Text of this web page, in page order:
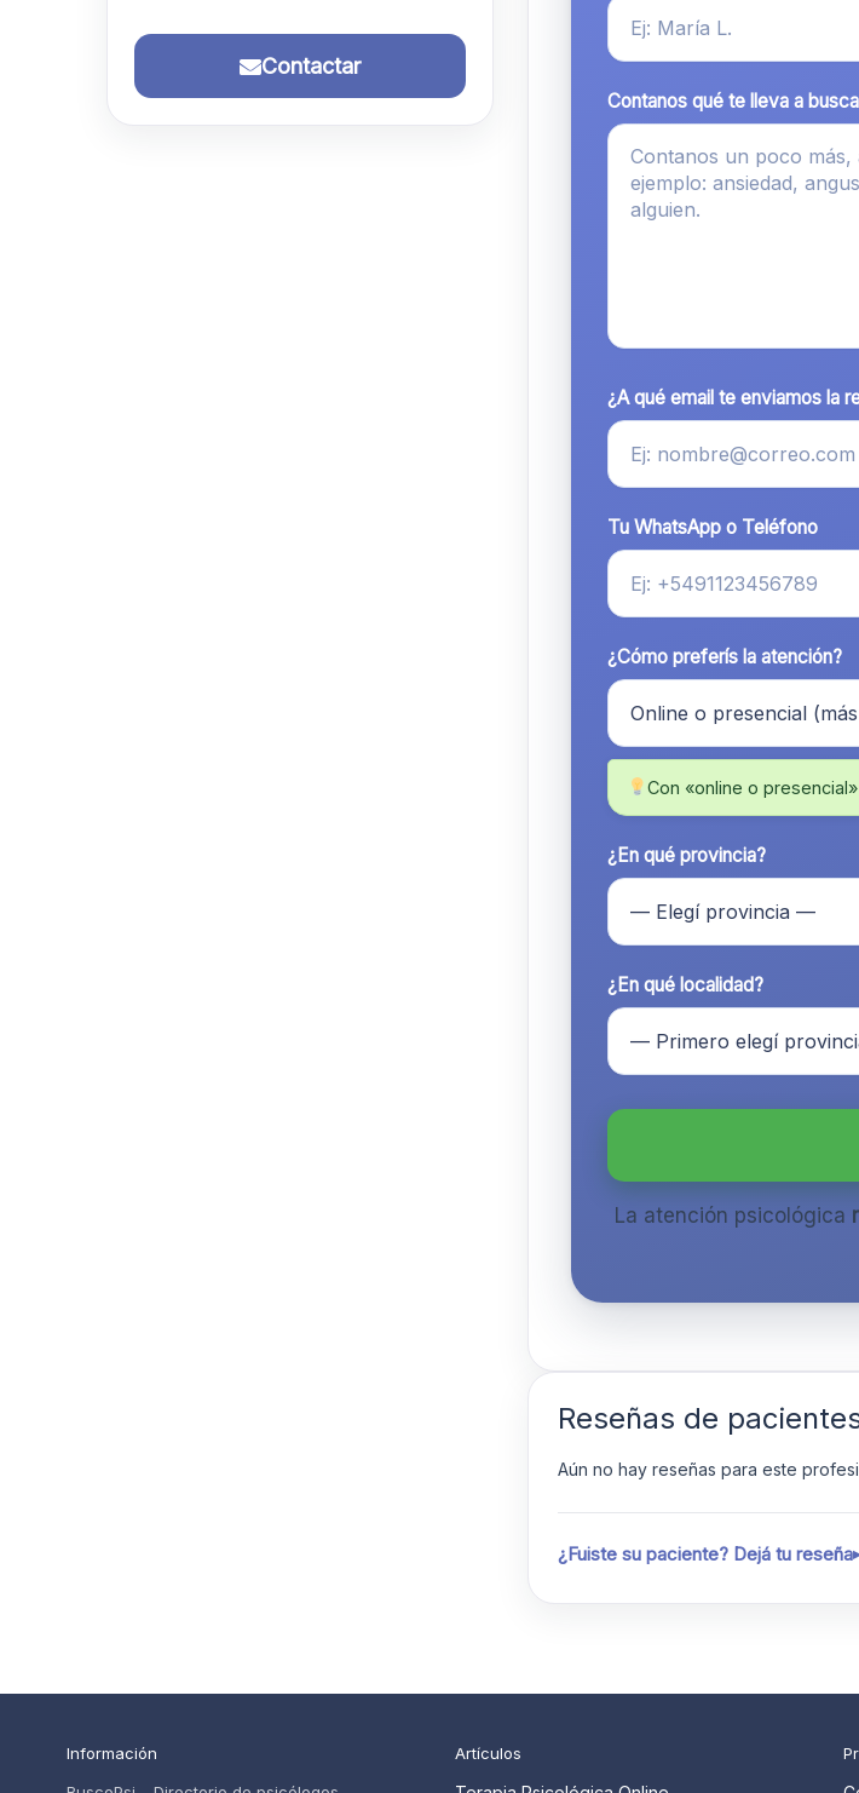
Contactar
Contanos qué te lleva a
¿A qué email te enviamos la
Tu WhatsApp o Teléfono
¿Cómo preferís la atención?
Con «online o
¿En qué provincia?
¿En qué localidad?
La atención psicológica
Reseñas de
Aún no hay reseñas para este
¿Fuiste su paciente? Dejá tu reseña
Información
Artículos